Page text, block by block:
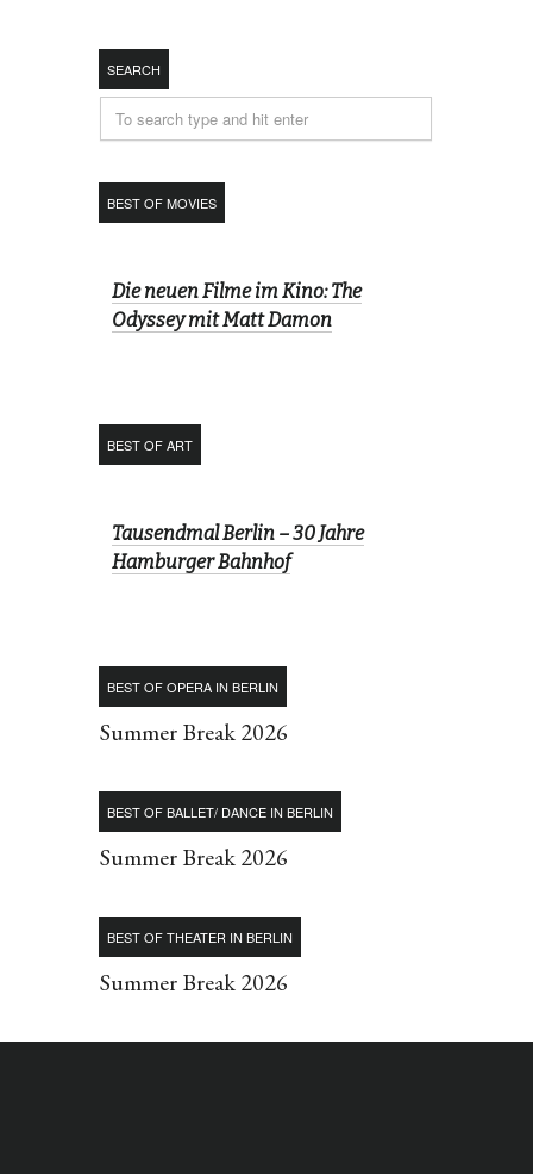
SEARCH
BEST OF MOVIES
Die neuen Filme im Kino: The
Odyssey mit Matt Damon
BEST OF ART
Tausendmal Berlin – 30 Jahre
Hamburger Bahnhof
BEST OF OPERA IN BERLIN
Summer Break 2026
BEST OF BALLET/ DANCE IN BERLIN
Summer Break 2026
BEST OF THEATER IN BERLIN
Summer Break 2026